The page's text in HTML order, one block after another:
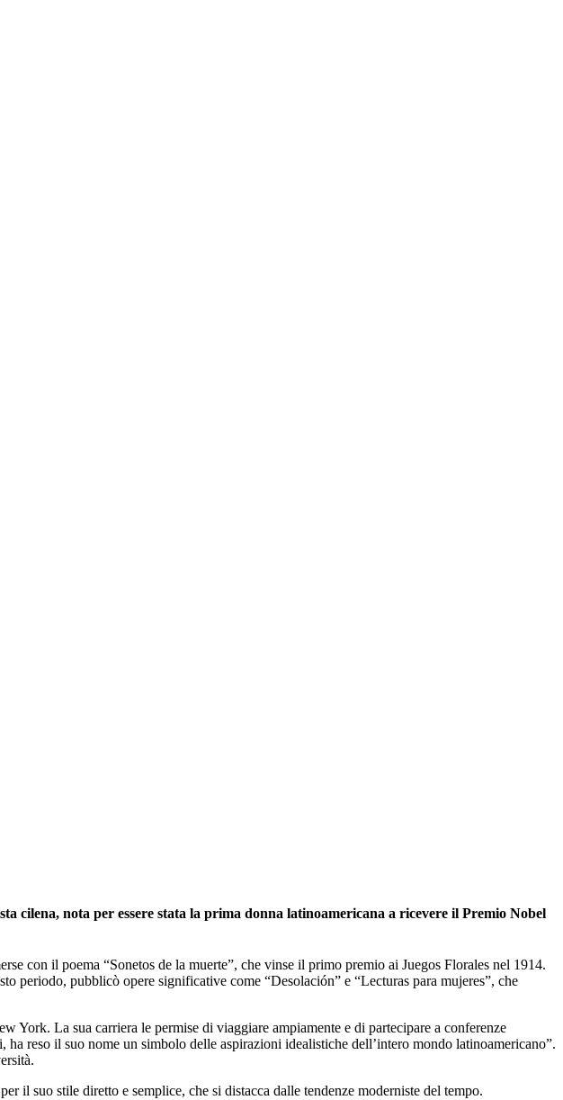
cilena, nota per essere stata la prima donna latinoamericana a ricevere il Premio Nobel
con il poema “Sonetos de la muerte”, che vinse il primo premio ai Juegos Florales nel 1914.
periodo, pubblicò opere significative come “Desolación” e “Lecturas para mujeres”, che
La sua carriera le permise di viaggiare ampiamente e di partecipare a conferenze
reso il suo nome un simbolo delle aspirazioni idealistiche dell’intero mondo latinoamericano”.
il suo stile diretto e semplice, che si distacca dalle tendenze moderniste del tempo.